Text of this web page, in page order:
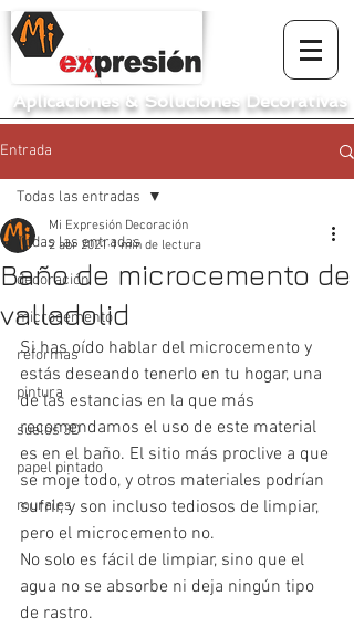
Aplicaciones & Soluciones Decorativas
Entrada
Todas las entradas
decoración
microcemento
reformas
pintura
suelos 3D
papel pintado
murales
Todas las entradas
Baño de microcemento de
valladolid
Mi Expresión Decoración
2 abr 2021 1 min de lectura
Si has oído hablar del microcemento y
estás deseando tenerlo en tu hogar, una
de las estancias en la que más
recomendamos el uso de este material
es en el baño. El sitio más proclive a que
se moje todo, y otros materiales podrían
sufrir, y son incluso tediosos de limpiar,
pero el microcemento no.
No solo es fácil de limpiar, sino que el
agua no se absorbe ni deja ningún tipo
de rastro.